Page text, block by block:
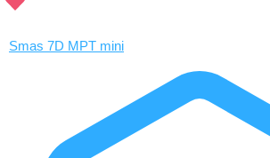
Smas 7D MPT mini